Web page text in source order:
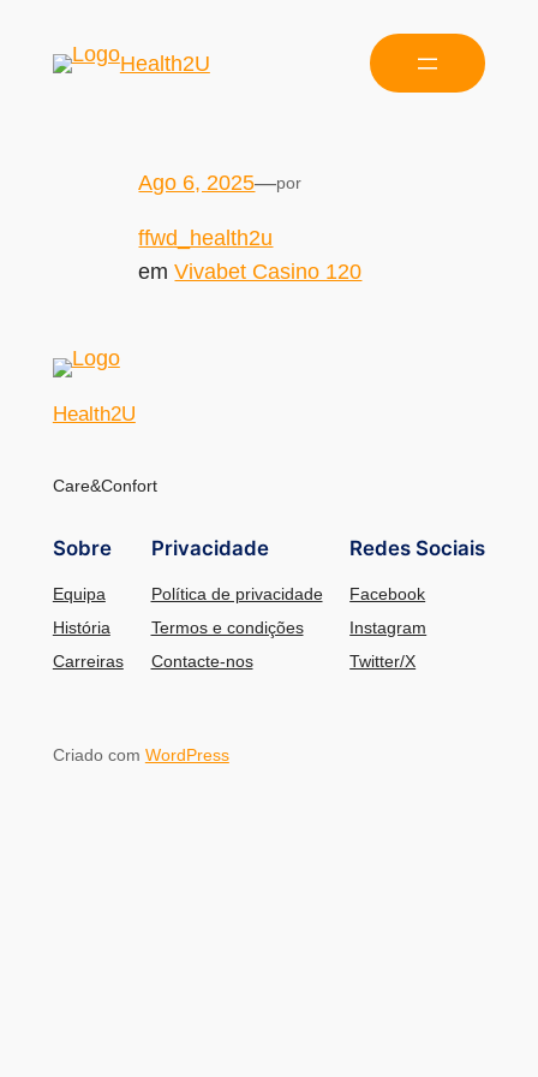
Health2U
Ago 6, 2025—por
ffwd_health2u
emVivabet Casino 120
Health2U
Care&Confort
Sobre
Equipa
História
Carreiras
Privacidade
Política de privacidade
Termos e condições
Contacte-nos
Redes Sociais
Facebook
Instagram
Twitter/X
Criado com WordPress